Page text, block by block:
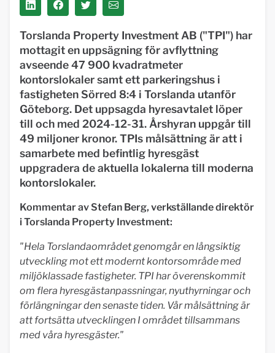
Torslanda Property Investment AB ("TPI") har
mottagit en uppsägning för avflyttning
avseende 47 900 kvadratmeter
kontorslokaler samt ett parkeringshus i
fastigheten Sörred 8:4 i Torslanda utanför
Göteborg. Det uppsagda hyresavtalet löper
till och med 2024-12-31. Årshyran uppgår till
49 miljoner kronor. TPIs målsättning är att i
samarbete med befintlig hyresgäst
uppgradera de aktuella lokalerna till moderna
kontorslokaler.
Kommentar av Stefan Berg, verkställande direktör
i Torslanda Property Investment:
"Hela Torslandaområdet genomgår en långsiktig
utveckling mot ett modernt kontorsområde med
miljöklassade fastigheter. TPI har överenskommit
om flera hyresgästanpassningar, nyuthyrningar och
förlängningar den senaste tiden. Vår målsättning är
att fortsätta utvecklingen I området tillsammans
med våra hyresgäster."